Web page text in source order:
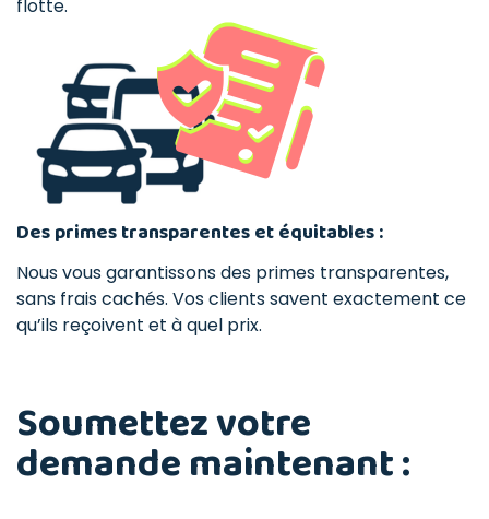
flotte.
Des primes transparentes et équitables :
Nous vous garantissons des primes transparentes,
sans frais cachés. Vos clients savent exactement ce
qu’ils reçoivent et à quel prix.
Soumettez votre
demande maintenant :